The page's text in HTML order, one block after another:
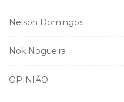
Nelson Domingos
Nok Nogueira
OPINIÃO